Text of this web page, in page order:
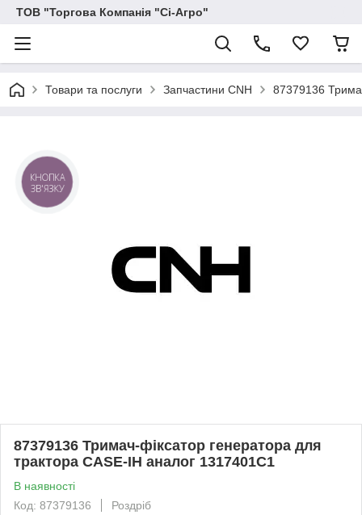
ТОВ "Торгова Компанія "Сі-Агро"
Товари та послуги Запчастини CNH 87379136
87379136 Тримач-фіксатор генератора для
трактора CASE-IH аналог 1317401C1
В наявності
Код: 87379136
Роздріб
КНОПКА
ЗВ'ЯЗКУ